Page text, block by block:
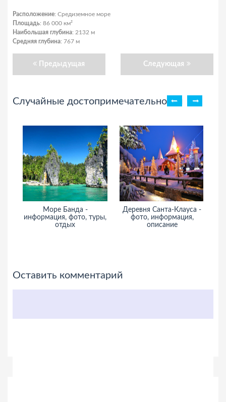
Расположение: Средиземное море
Площадь: 86 000 км²
Наибольшая глубина: 2132 м
Средняя глубина: 767 м
Предыдущая Следующая
Случайные достопримечательности
Море Банда -
информация, фото, туры,
отдых
Деревня Санта-Клауса -
фото, информация,
описание
Оставить комментарий